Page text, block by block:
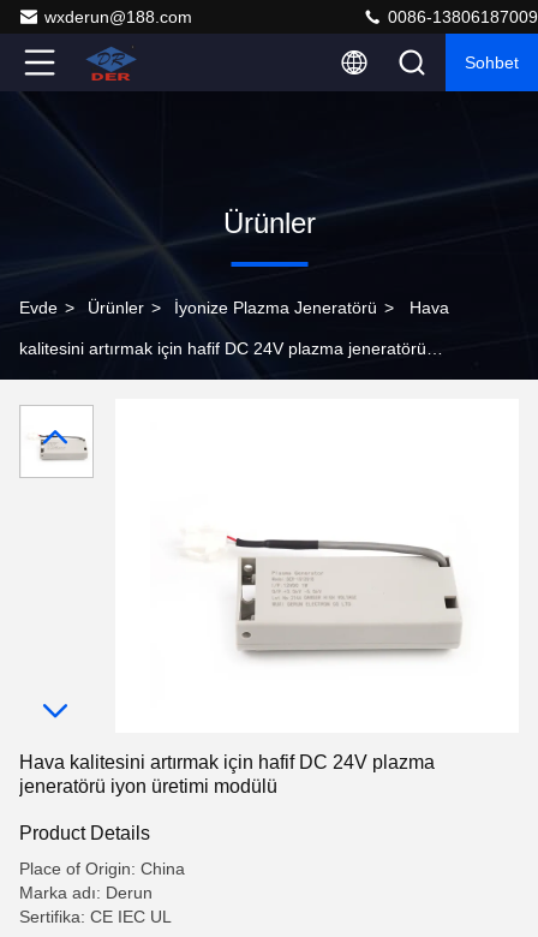
wxderun@188.com 0086-13806187009
Sohbet
Ürünler
Evde > Ürünler > İyonize Plazma Jeneratörü > Hava
kalitesini artırmak için hafif DC 24V plazma jeneratörü
Hava kalitesini artırmak için hafif DC 24V plazma
jeneratörü iyon üretimi modülü
Product Details
Place of Origin: China
Marka adı: Derun
Sertifika: CE IEC UL